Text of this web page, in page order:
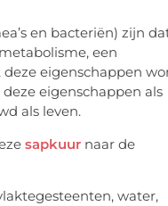
en bacteriën) zijn
een
eigenschappen
eigenschappen als
als leven.
sapkuur naar de
water,